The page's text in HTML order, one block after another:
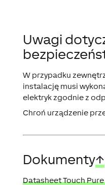
Uwagi
W przypadku
instalację musi
elektryk zgodnie z
Chroń urządzenie
Dokumenty↑
Datasheet Touch